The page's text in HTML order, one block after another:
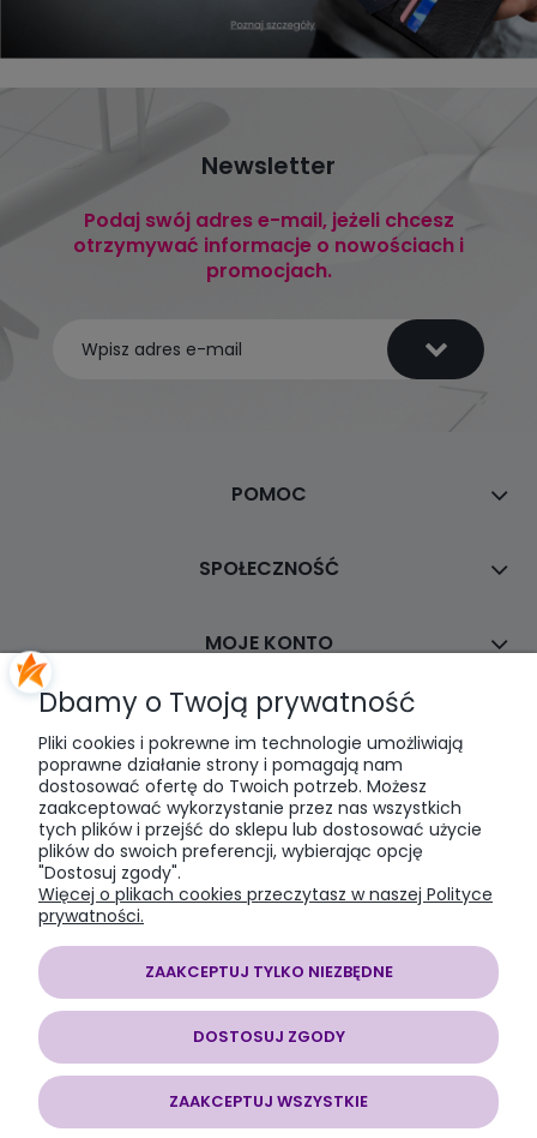
Newsletter
Podaj swój adres e-mail, jeżeli chcesz
otrzymywać informacje o nowościach i
promocjach.
POMOC
SPOŁECZNOŚĆ
MOJE KONTO
PŁATNOŚCI I DOSTAWA
INFORMACJE
O NAS
SOMAP sklep modelarski| al. Jana Pawła II 28, 43-100 Tychy, woj.
śląskie | E-mail:
| NIP:
6462056771 REGON: 240730965
Dbamy o Twoją prywatność
Pliki cookies i pokrewne im technologie umożliwiają
poprawne działanie strony i pomagają nam
dostosować ofertę do Twoich potrzeb. Możesz
zaakceptować wykorzystanie przez nas wszystkich
tych plików i przejść do sklepu lub dostosować użycie
plików do swoich preferencji, wybierając opcję
"Dostosuj zgody".
Więcej o plikach cookies przeczytasz w naszej Polityce
prywatności.
ZAAKCEPTUJ TYLKO NIEZBĘDNE
DOSTOSUJ ZGODY
ZAAKCEPTUJ WSZYSTKIE